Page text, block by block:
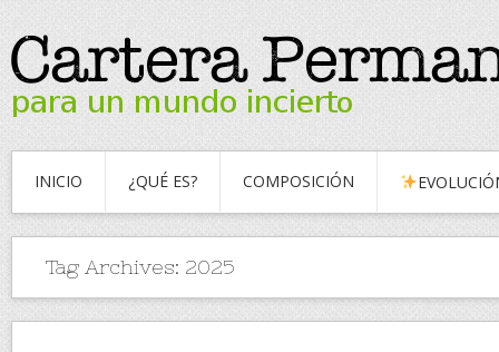
INICIO ¿QUÉ ES? COMPOSICIÓN
Tag Archives: 2025